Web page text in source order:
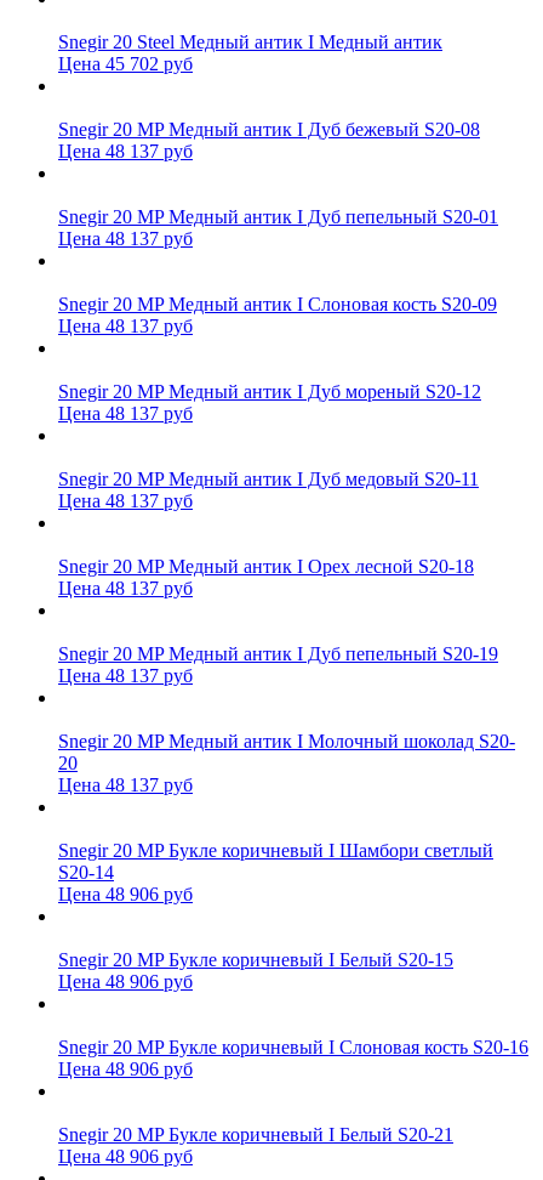
Snegir 20 Steel Медный антик I Медный антик
Цена 45 702 руб
Snegir 20 MP Медный антик I Дуб бежевый S20-08
Цена 48 137 руб
Snegir 20 MP Медный антик I Дуб пепельный S20-01
Цена 48 137 руб
Snegir 20 MP Медный антик I Слоновая кость S20-09
Цена 48 137 руб
Snegir 20 MP Медный антик I Дуб мореный S20-12
Цена 48 137 руб
Snegir 20 MP Медный антик I Дуб медовый S20-11
Цена 48 137 руб
Snegir 20 MP Медный антик I Орех лесной S20-18
Цена 48 137 руб
Snegir 20 MP Медный антик I Дуб пепельный S20-19
Цена 48 137 руб
Snegir 20 MP Медный антик I Молочный шоколад S20-
20
Цена 48 137 руб
Snegir 20 MP Букле коричневый I Шамбори светлый
S20-14
Цена 48 906 руб
Snegir 20 MP Букле коричневый I Белый S20-15
Цена 48 906 руб
Snegir 20 MP Букле коричневый I Слоновая кость S20-16
Цена 48 906 руб
Snegir 20 MP Букле коричневый I Белый S20-21
Цена 48 906 руб